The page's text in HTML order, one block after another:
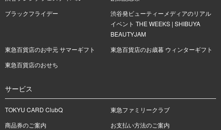
ブラックフライデー
渋谷発ビューティーメディアのリアル
イベント THE WEEKS | SHIBUYA
BEAUTYJAM
東急百貨店のお中元 サマーギフト
東急百貨店のお歳暮 ウィンターギフト
東急百貨店のおせち
サービス
TOKYU CARD ClubQ
東急ファミリークラブ
商品券のご案内
お支払い方法のご案内